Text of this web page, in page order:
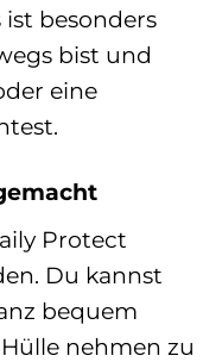
besonders
bist und
eine
Protect
Du kannst
bequem
nehmen zu